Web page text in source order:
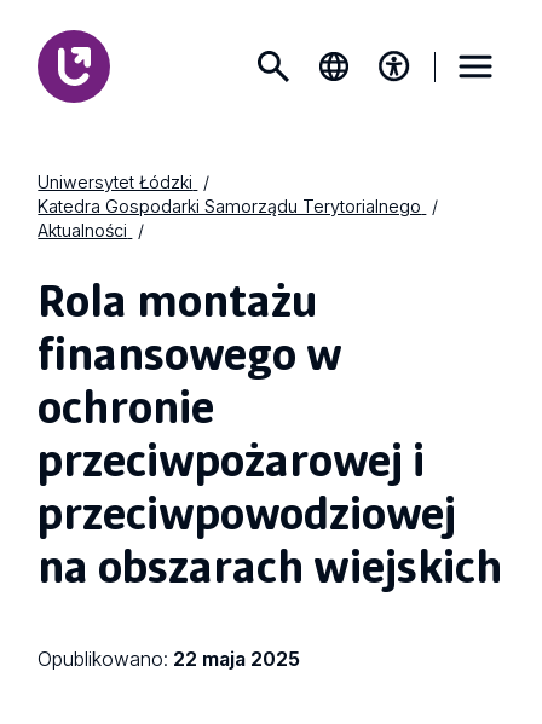
Uniwersytet Łódzki
Katedra Gospodarki Samorządu Terytorialnego
Aktualności
Rola montażu
finansowego w
ochronie
przeciwpożarowej i
przeciwpowodziowej
na obszarach wiejskich
Opublikowano: 22 maja 2025